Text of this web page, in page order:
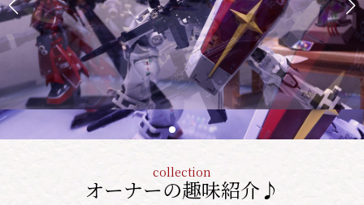
collection
オーナーの趣味紹介♪